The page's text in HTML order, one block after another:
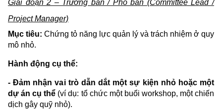
Giai đoạn 2 – Trưởng ban / Phó ban (Committee Lead /
Project Manager)
Mục tiêu: Chứng tỏ năng lực quản lý và trách nhiệm ở quy
mô nhỏ.
Hành động cụ thể:
- Đảm nhận vai trò dẫn dắt một sự kiện nhỏ hoặc một
dự án cụ thể (ví dụ: tổ chức một buổi workshop, một chiến
dịch gây quỹ nhỏ).